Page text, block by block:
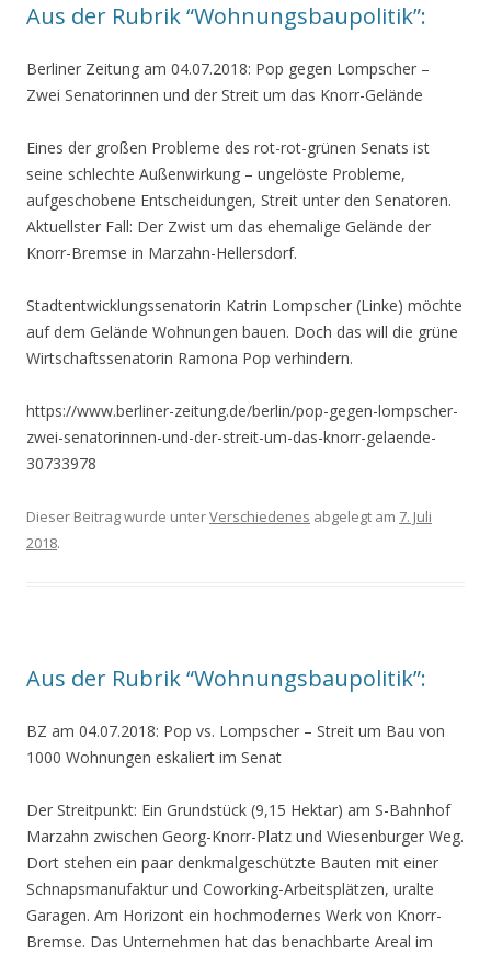
Aus der Rubrik “Wohnungsbaupolitik”:
Berliner Zeitung am 04.07.2018: Pop gegen Lompscher –
Zwei Senatorinnen und der Streit um das Knorr-Gelände
Eines der großen Probleme des rot-rot-grünen Senats ist
seine schlechte Außenwirkung – ungelöste Probleme,
aufgeschobene Entscheidungen, Streit unter den Senatoren.
Aktuellster Fall: Der Zwist um das ehemalige Gelände der
Knorr-Bremse in Marzahn-Hellersdorf.
Stadtentwicklungssenatorin Katrin Lompscher (Linke) möchte
auf dem Gelände Wohnungen bauen. Doch das will die grüne
Wirtschaftssenatorin Ramona Pop verhindern.
https://www.berliner-zeitung.de/berlin/pop-gegen-lompscher-
zwei-senatorinnen-und-der-streit-um-das-knorr-gelaende-
30733978
Dieser Beitrag wurde unterVerschiedenes abgelegt am 7. Juli
2018.
Aus der Rubrik “Wohnungsbaupolitik”:
BZ am 04.07.2018: Pop vs. Lompscher – Streit um Bau von
1000 Wohnungen eskaliert im Senat
Der Streitpunkt: Ein Grundstück (9,15 Hektar) am S-Bahnhof
Marzahn zwischen Georg-Knorr-Platz und Wiesenburger Weg.
Dort stehen ein paar denkmalgeschützte Bauten mit einer
Schnapsmanufaktur und Coworking-Arbeitsplätzen, uralte
Garagen. Am Horizont ein hochmodernes Werk von Knorr-
Bremse. Das Unternehmen hat das benachbarte Areal im